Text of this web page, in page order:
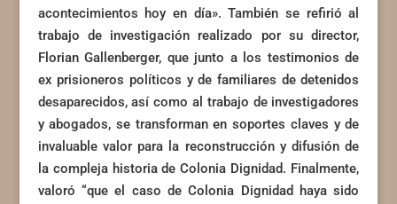
acontecimientos hoy en día». También se refirió al
trabajo de investigación realizado por su director,
Florian Gallenberger, que junto a los testimonios de
ex prisioneros políticos y de familiares de detenidos
desaparecidos, así como al trabajo de investigadores
y abogados, se transforman en soportes claves y de
invaluable valor para la reconstrucción y difusión de
la compleja historia de Colonia Dignidad. Finalmente,
valoró “que el caso de Colonia Dignidad haya sido